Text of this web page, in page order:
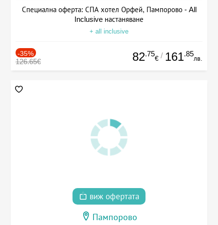
Специална оферта: СПА хотел Орфей, Пампорово - All
Inclusive настаняване
+ all inclusive
-35%
126.65€ 82.75
€ / 161.85
лв.
виж офертата
Пампорово